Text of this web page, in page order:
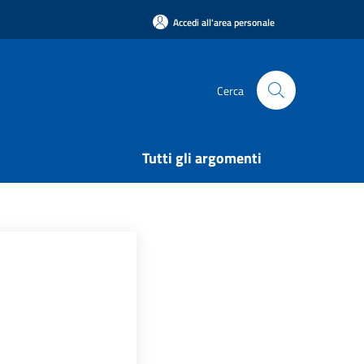
Accedi all'area personale
Cerca
Tutti gli argomenti